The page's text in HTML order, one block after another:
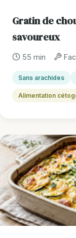
Gratin de
savoureux
55 min
Sans arachides
Alimentation